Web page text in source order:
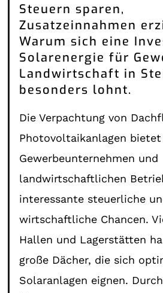
Steuern sparen,
Zusatzeinnahmen
Warum sich eine
Solarenergie für
Landwirtschaft in
besonders lohnt.
Die Verpachtung von
Photovoltaikanlagen
Gewerbeunternehmen und
landwirtschaftlichen
interessante steuerliche
wirtschaftliche Chancen.
Hallen und Lagerstätten
große Dächer, die sich
Solaranlagen eignen.